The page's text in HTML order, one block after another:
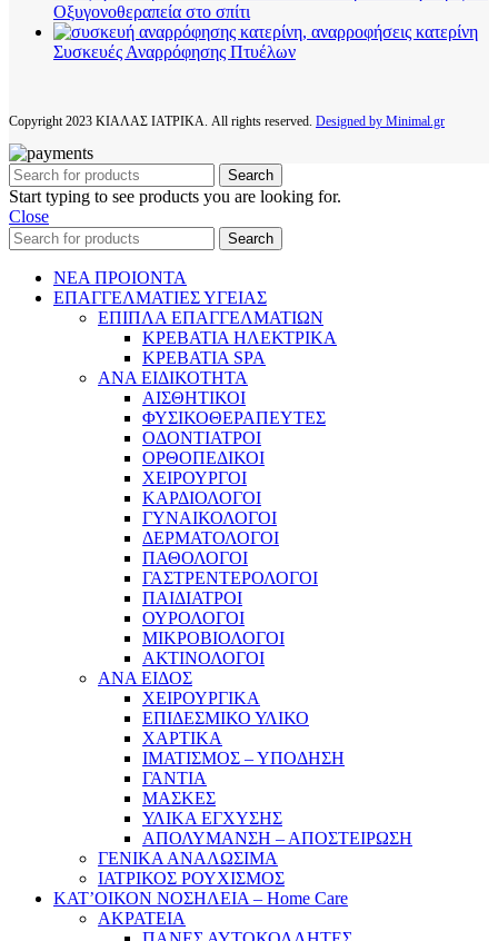
Οξυγονοθεραπεία στο σπίτι
Συσκευές Αναρρόφησης Πτυέλων
Copyright2023 ΚΙΑΛΑΣ ΙΑΤΡΙΚΑ. All rights reserved. Designed by Minimal.gr
Search
Start typing to see products you are looking for.
Close
Search
ΝΕΑ ΠΡΟΙΟΝΤΑ
ΕΠΑΓΓΕΛΜΑΤΙΕΣ ΥΓΕΙΑΣ
ΕΠΙΠΛΑ ΕΠΑΓΓΕΛΜΑΤΙΩΝ
ΚΡΕΒΑΤΙΑ ΗΛΕΚΤΡΙΚΑ
ΚΡΕΒΑΤΙΑ SPA
ΑΝΑ ΕΙΔΙΚΟΤΗΤΑ
ΑΙΣΘΗΤΙΚΟΙ
ΦΥΣΙΚΟΘΕΡΑΠΕΥΤΕΣ
ΟΔΟΝΤΙΑΤΡΟΙ
ΟΡΘΟΠΕΔΙΚΟΙ
ΧΕΙΡΟΥΡΓΟΙ
ΚΑΡΔΙΟΛΟΓΟΙ
ΓΥΝΑΙΚΟΛΟΓΟΙ
ΔΕΡΜΑΤΟΛΟΓΟΙ
ΠΑΘΟΛΟΓΟΙ
ΓΑΣΤΡΕΝΤΕΡΟΛΟΓΟΙ
ΠΑΙΔΙΑΤΡΟΙ
ΟΥΡΟΛΟΓΟΙ
ΜΙΚΡΟΒΙΟΛΟΓΟΙ
ΑΚΤΙΝΟΛΟΓΟΙ
ΑΝΑ ΕΙΔΟΣ
ΧΕΙΡΟΥΡΓΙΚΑ
ΕΠΙΔΕΣΜΙΚΟ ΥΛΙΚΟ
ΧΑΡΤΙΚΑ
ΙΜΑΤΙΣΜΟΣ – ΥΠΟΔΗΣΗ
ΓΑΝΤΙΑ
ΜΑΣΚΕΣ
ΥΛΙΚΑ ΕΓΧΥΣΗΣ
ΑΠΟΛΥΜΑΝΣΗ – ΑΠΟΣΤΕΙΡΩΣΗ
ΓΕΝΙΚΑ ΑΝΑΛΩΣΙΜΑ
ΙΑΤΡΙΚΟΣ ΡΟΥΧΙΣΜΟΣ
ΚΑΤ’ΟΙΚΟΝ ΝΟΣΗΛΕΙΑ – Home Care
ΑΚΡΑΤΕΙΑ